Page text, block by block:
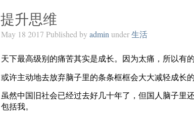
提升思维
May 18 2017 Published by admin under生活
天下最高级别的痛苦其实是成长。因为太痛，所以有
或许主动地去放弃脑子里的条条框框会大大减轻成长的
虽然中国旧社会已经过去好几十年了，但国人脑子里
包括我。